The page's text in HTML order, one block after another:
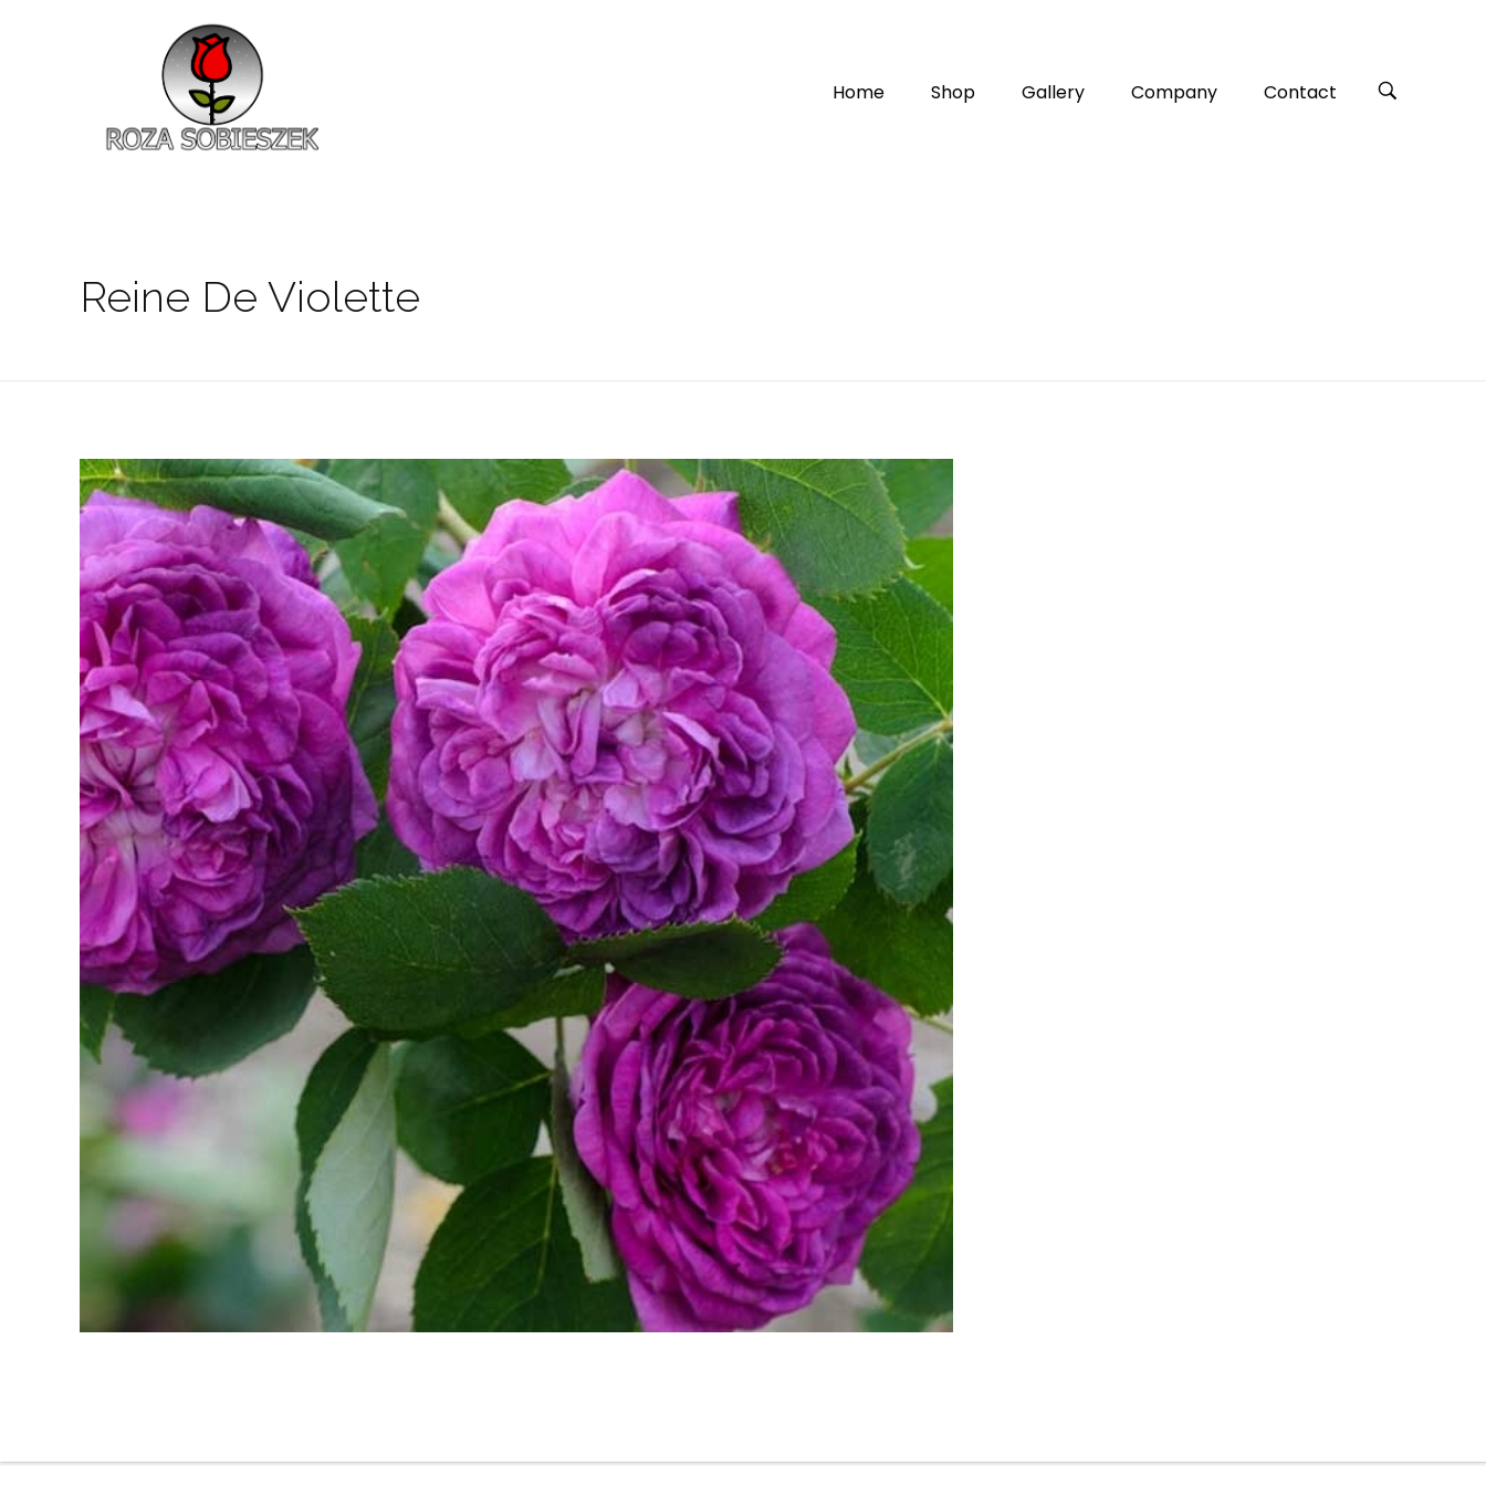
Home Shop Gallery Company Contact
Reine De Violette